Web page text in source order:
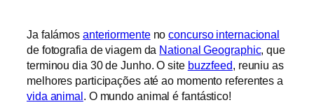
Ja falámos anteriormentenoconcurso internacional
de fotografia de viagem da National Geographic, que
terminou dia 30 de Junho. O site buzzfeed, reuniu as
melhores participações até ao momento referentes a
vida animal . O mundo animal é fantástico!